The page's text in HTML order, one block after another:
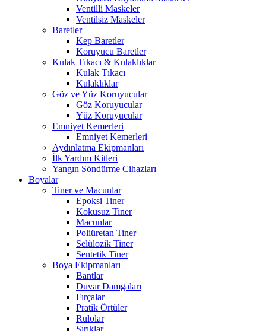
Ventilli Maskeler
Ventilsiz Maskeler
Baretler
Kep Baretler
Koruyucu Baretler
Kulak Tıkacı & Kulaklıklar
Kulak Tıkacı
Kulaklıklar
Göz ve Yüz Koruyucular
Göz Koruyucular
Yüz Koruyucular
Emniyet Kemerleri
Emniyet Kemerleri
Aydınlatma Ekipmanları
İlk Yardım Kitleri
Yangın Söndürme Cihazları
Boyalar
Tiner ve Macunlar
Epoksi Tiner
Kokusuz Tiner
Macunlar
Poliüretan Tiner
Selülozik Tiner
Sentetik Tiner
Boya Ekipmanları
Bantlar
Duvar Damgaları
Fırçalar
Pratik Örtüler
Rulolar
Sırıklar